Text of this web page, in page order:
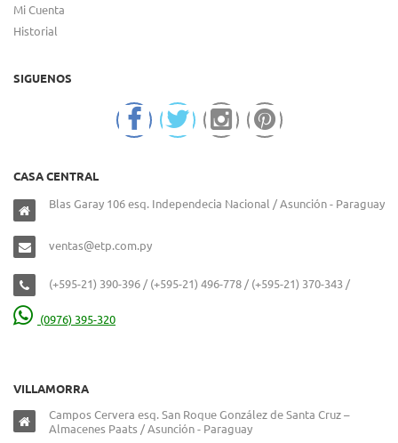
Mi Cuenta
Historial
SIGUENOS
CASA CENTRAL
Blas Garay 106 esq. Independecia Nacional / Asunción - Paraguay
ventas@etp.com.py
(+595-21) 390-396 / (+595-21) 496-778 / (+595-21) 370-343 /
(0976) 395-320
VILLAMORRA
Campos Cervera esq. San Roque González de Santa Cruz –
Almacenes Paats / Asunción - Paraguay